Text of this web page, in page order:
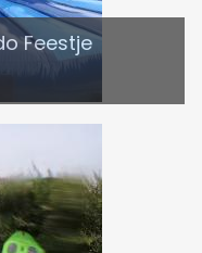
Feestje